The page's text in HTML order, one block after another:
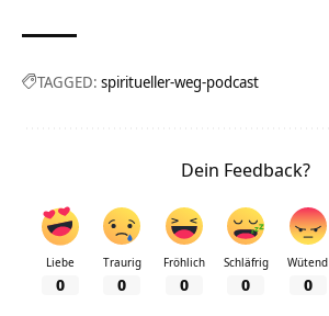
TAGGED: spiritueller-weg-podcast
Dein Feedback?
Liebe
0
Traurig
0
Fröhlich
0
Schläfrig
0
Wütend
0